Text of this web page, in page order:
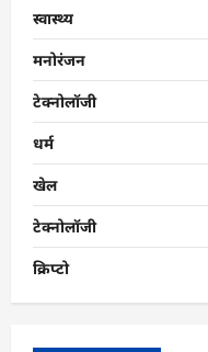
स्वास्थ्य
मनोरंजन
टेक्नोलॉजी
धर्म
खेल
टेक्नोलॉजी
क्रिप्टो